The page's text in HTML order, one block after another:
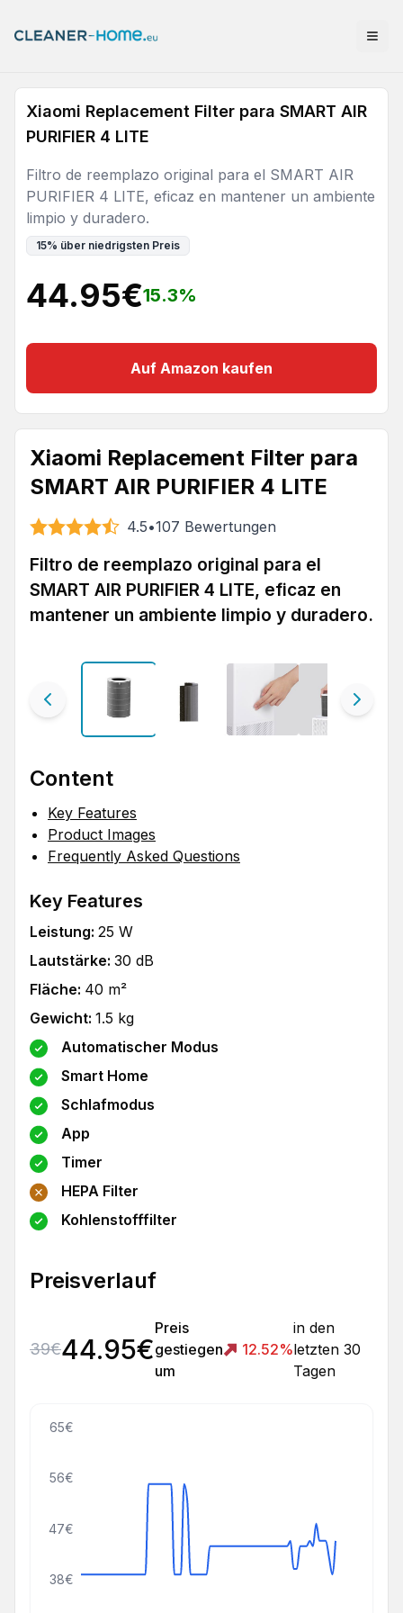
Xiaomi Replacement Filter para SMART AIR
PURIFIER 4 LITE
Filtro de reemplazo original para el SMART AIR
PURIFIER 4 LITE, eficaz en mantener un ambiente
limpio y duradero.
15% über niedrigsten Preis
44.95€15.3%
Auf Amazon kaufen
Xiaomi Replacement Filter para
SMART AIR PURIFIER 4 LITE
4.5•107 Bewertungen
Filtro de reemplazo original para el
SMART AIR PURIFIER 4 LITE, eficaz en
mantener un ambiente limpio y duradero.
Content
Key Features
Product Images
Frequently Asked Questions
Key Features
Leistung: 25 W
Lautstärke: 30 dB
Fläche: 40 m²
Gewicht: 1.5 kg
Automatischer Modus
Smart Home
Schlafmodus
App
Timer
HEPA Filter
Kohlenstofffilter
Preisverlauf
39€44.95€
Preis
gestiegen
um
12.52%
in den
letzten 30
Tagen
38€
47€
56€
65€